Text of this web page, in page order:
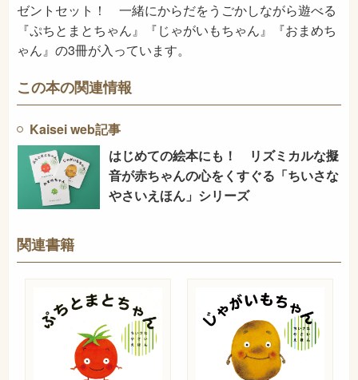
ゼントセット！ 一緒にからだをうごかしながら遊べる
『ぷちとまとちゃん』『じゃがいもちゃん』『おまめち
ゃん』の3冊が入っています。
この本の関連情報
Kaisei web記事
はじめての絵本にも！ リズミカルな擬
音が赤ちゃんの心をくすぐる「ちいさな
やさいえほん」シリーズ
関連書籍